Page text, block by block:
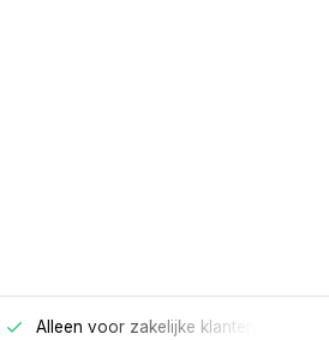
Alleen voor zakelijke klanten